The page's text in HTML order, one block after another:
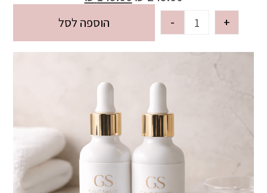
- + הוספה לסל